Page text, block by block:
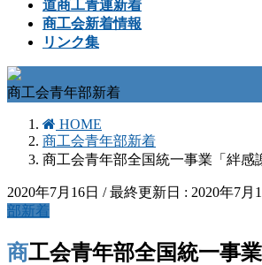
道商工青連新着
商工会新着情報
リンク集
商工会青年部新着
HOME
商工会青年部新着
商工会青年部全国統一事業「絆感
2020年7月16日 / 最終更新日 : 2020年7月
部新着
商工会青年部全国統一事業「絆感謝運